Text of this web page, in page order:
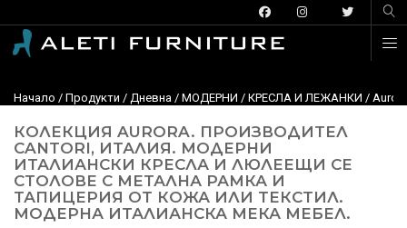
Начало / Продукти / Дневна / МОДЕРНИ / КРЕСЛА И ЛЕЖАНКИ /
КОЛЕКЦИЯ AURORA. ПРОИЗВОДИТЕЛ
CANTORI, ИТАЛИЯ. МОДЕРНИ
ИТАЛИАНСКИ КРЕСЛА И ЛЮЛЕЕЩИ СЕ
СТОЛОВЕ С МЕТАЛНА РАМКА И
ТАПИЦЕРИЯ ОТ КОЖА ИЛИ ТЕКСТИЛ.
МОДЕРНА ИТАЛИАНСКА МЕКА МЕБЕЛ.